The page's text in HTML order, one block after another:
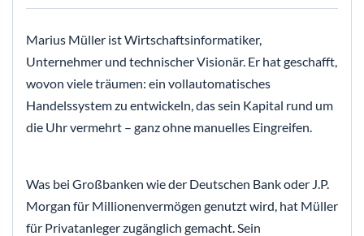
Marius Müller ist Wirtschaftsinformatiker,
Unternehmer und technischer Visionär. Er hat geschafft,
wovon viele träumen: ein vollautomatisches
Handelssystem zu entwickeln, das sein Kapital rund um
die Uhr vermehrt – ganz ohne manuelles Eingreifen.
Was bei Großbanken wie der Deutschen Bank oder J.P.
Morgan für Millionenvermögen genutzt wird, hat Müller
für Privatanleger zugänglich gemacht. Sein